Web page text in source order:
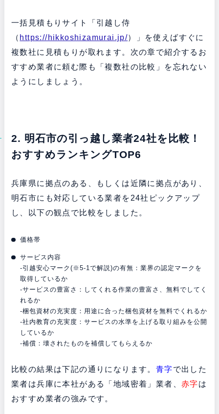
一括見積もりサイト「引越し侍
（ https://hikkoshizamurai.jp/）」を使えばすぐに
複数社に見積もりが取れます。次の章で紹介するお
すすめ業者に頼む際も「複数社の比較」を忘れない
ようにしましょう。
2. 明石市の引っ越し業者24社を比較！
おすすめランキングTOP6
兵庫県に拠点のある、もしくは近隣に拠点があり、
明石市にも対応している業者を24社ピックアップ
し、以下の観点で比較をしました。
価格帯
サービス内容
-引越安心マーク(※5-1で解説)の有無：業界の認定マークを
取得しているか
-サービスの豊富さ：してくれる作業の豊富さ、無料でしてく
れるか
-梱包資材の充実度：用途に合った梱包資材を無料でくれるか
-社内教育の充実度：サービスの水準を上げる取り組みを公開
しているか
-補償：壊されたものを補償してもらえるか
比較の結果は下記の通りになります。 青字で出した
業者は兵庫に本社がある「地域密着」業者、 赤字は
おすすめ業者の強みです。